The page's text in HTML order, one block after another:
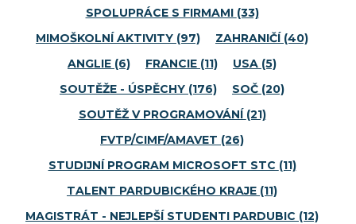
SPOLUPRÁCE S FIRMAMI (33)
MIMOŠKOLNÍ AKTIVITY (97) ZAHRANIČÍ (40)
ANGLIE (6) FRANCIE (11) USA (5)
SOUTĚŽE - ÚSPĚCHY (176) SOČ (20)
SOUTĚŽ V PROGRAMOVÁNÍ (21)
FVTP/CIMF/AMAVET (26)
STUDIJNÍ PROGRAM MICROSOFT STC (11)
TALENT PARDUBICKÉHO KRAJE (11)
MAGISTRÁT - NEJLEPŠÍ STUDENTI PARDUBIC (12)